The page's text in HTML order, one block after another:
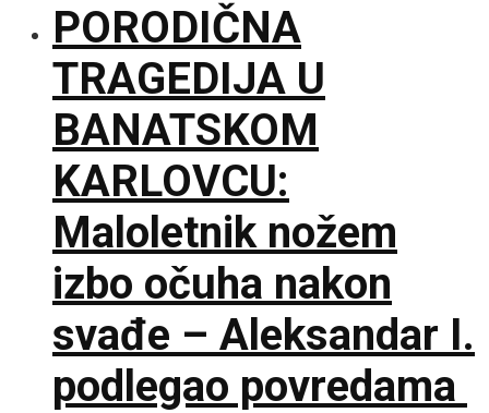
PORODIČNA
TRAGEDIJA U
BANATSKOM
KARLOVCU:
Maloletnik nožem
izbo očuha nakon
svađe – Aleksandar I.
podlegao povredama